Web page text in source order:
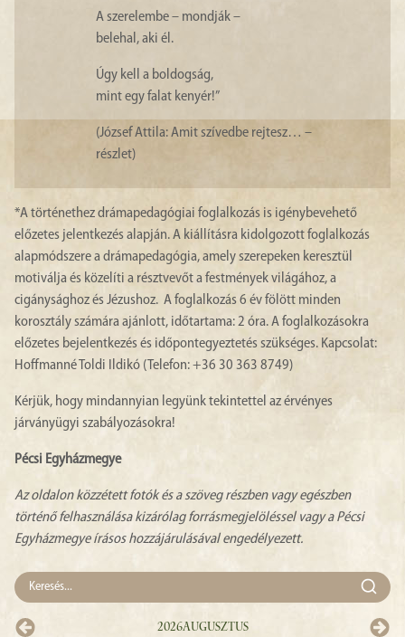
A szerelembe – mondják –
belehal, aki él.
Úgy kell a boldogság,
mint egy falat kenyér!”
(József Attila: Amit szívedbe rejtesz… –
részlet)
*A történethez drámapedagógiai foglalkozás is igénybevehető
előzetes jelentkezés alapján. A kiállításra kidolgozott foglalkozás
alapmódszere a drámapedagógia, amely szerepeken keresztül
motiválja és közelíti a résztvevőt a festmények világához, a
cigánysághoz és Jézushoz. A foglalkozás 6 év fölött minden
korosztály számára ajánlott, időtartama: 2 óra. A foglalkozásokra
előzetes bejelentkezés és időpontegyeztetés szükséges. Kapcsolat:
Hoffmanné Toldi Ildikó (Telefon: +36 30 363 8749)
Kérjük, hogy mindannyian legyünk tekintettel az érvényes
járványügyi szabályozásokra!
Pécsi Egyházmegye
Az oldalon közzétett fotók és a szöveg részben vagy egészben
történő felhasználása kizárólag forrásmegjelöléssel vagy a Pécsi
Egyházmegye írásos hozzájárulásával engedélyezett.
2026Augusztus